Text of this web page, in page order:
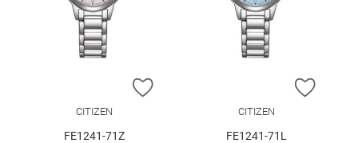
ZUR WUNSCHLISTE HINZUFÜGEN
CITIZEN
FE1241-71Z
ZUR
CITIZEN
FE1241-71L